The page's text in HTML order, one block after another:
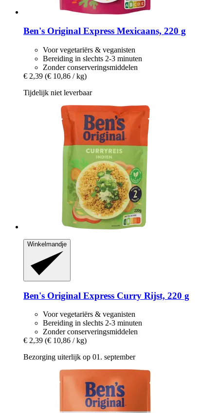
Ben's Original Express Mexicaans, 220 g
Voor vegetariërs & veganisten
Bereiding in slechts 2-3 minuten
Zonder conserveringsmiddelen
€ 2,39 (€ 10,86 / kg)
Tijdelijk niet leverbaar
Winkelmandje
Ben's Original Express Curry Rijst, 220 g
Voor vegetariërs & veganisten
Bereiding in slechts 2-3 minuten
Zonder conserveringsmiddelen
€ 2,39 (€ 10,86 / kg)
Bezorging uiterlijk op 01. september